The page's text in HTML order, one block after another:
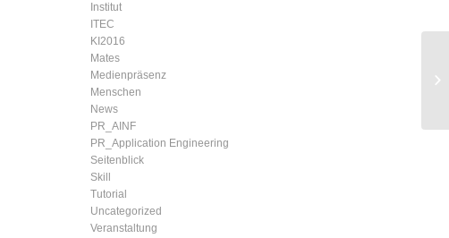
Institut
ITEC
KI2016
Mates
Medienpräsenz
Menschen
News
PR_AINF
PR_Application Engineering
Seitenblick
Skill
Tutorial
Uncategorized
Veranstaltung